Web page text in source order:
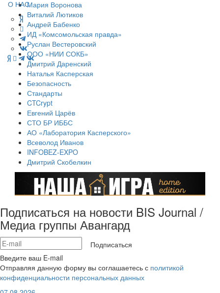
О НАСМария Воронова
Виталий Лютиков
Андрей Бабенко
ИД «Комсомольская правда»
Руслан Вестеровский
ООО «НИИ СОКБ»
Дмитрий Даренский
Наталья Касперская
Безопасность
Стандарты
CTCrypt
Евгений Царёв
СТО БР ИББС
АО «Лаборатория Касперского»
Всеволод Иванов
INFOBEZ-EXPO
Дмитрий Скобелкин
Подписаться на новости BIS Journal /
Медиа группы Авангард
Подписаться
Введите ваш E-mail
Отправляя данную форму вы соглашаетесь с политикой
конфиденциальности персональных данных